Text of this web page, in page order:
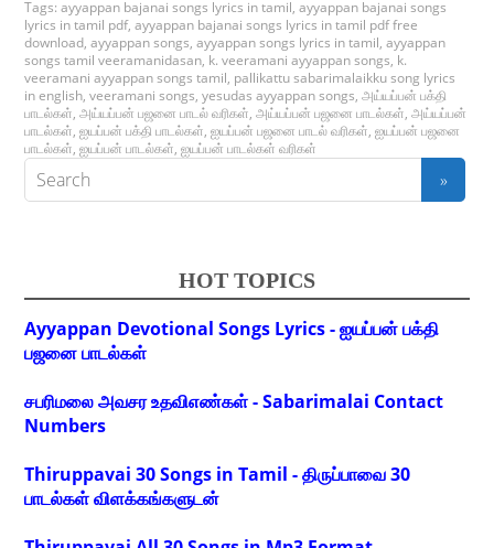
Tags:ayyappan bajanai songs lyrics in tamil,ayyappan bajanai songs
lyrics in tamil pdf,ayyappan bajanai songs lyrics in tamil pdf free
download,ayyappan songs,ayyappan songs lyrics in tamil,ayyappan
songs tamil veeramanidasan, k. veeramani ayyappan songs, k.
veeramani ayyappan songs tamil, pallikattu sabarimalaikku song lyrics
in english,veeramani songs,yesudas ayyappan songs,அய்யப்பன் பக்தி
பாடல்கள்,அய்யப்பன் பஜனை பாடல் வரிகள்,அய்யப்பன் பஜனை பாடல்கள்,அய்யப்பன்
பாடல்கள்,ஐயப்பன் பக்தி பாடல்கள்,ஐயப்பன் பஜனை பாடல் வரிகள்,ஐயப்பன் பஜனை
பாடல்கள்,ஐயப்பன் பாடல்கள்,ஐயப்பன் பாடல்கள் வரிகள்
HOT TOPICS
Ayyappan Devotional Songs Lyrics - ஐயப்பன் பக்தி
பஜனை பாடல்கள்
சபரிமலை அவசர உதவிஎண்கள் - Sabarimalai Contact
Numbers
Thiruppavai 30 Songs in Tamil - திருப்பாவை 30
பாடல்கள் விளக்கங்களுடன்